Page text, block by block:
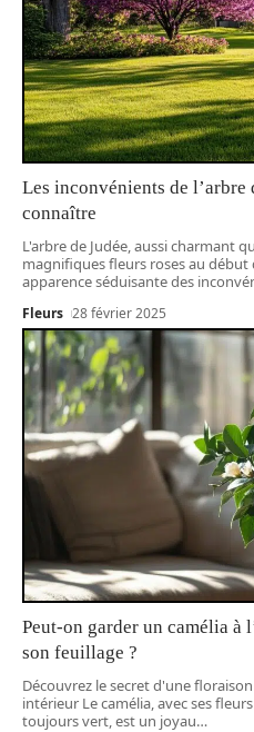
Les inconvénients de l’arbre
connaître
L'arbre de Judée, aussi charmant
magnifiques fleurs roses au
apparence séduisante des
Fleurs 28 février 2025
Peut-on garder un camélia à
son feuillage ?
Découvrez le secret d'une
intérieur Le camélia, avec ses
toujours vert, est un joyau…